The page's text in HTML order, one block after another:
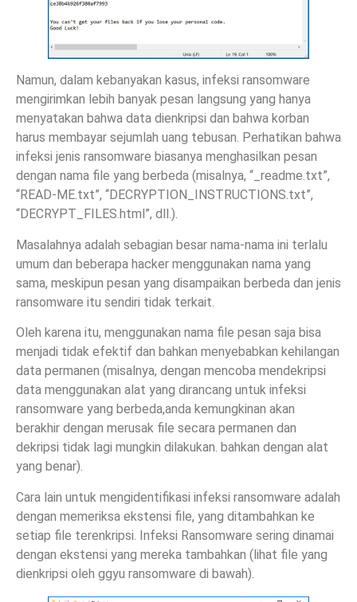
Namun, dalam kebanyakan kasus, infeksi ransomware
mengirimkan lebih banyak pesan langsung yang hanya
menyatakan bahwa data dienkripsi dan bahwa korban
harus membayar sejumlah uang tebusan. Perhatikan bahwa
infeksi jenis ransomware biasanya menghasilkan pesan
dengan nama file yang berbeda (misalnya, “_readme.txt”,
“READ-ME.txt”, “DECRYPTION_INSTRUCTIONS.txt”,
“DECRYPT_FILES.html”, dll.).
Masalahnya adalah sebagian besar nama-nama ini terlalu
umum dan beberapa hacker menggunakan nama yang
sama, meskipun pesan yang disampaikan berbeda dan jenis
ransomware itu sendiri tidak terkait.
Oleh karena itu, menggunakan nama file pesan saja bisa
menjadi tidak efektif dan bahkan menyebabkan kehilangan
data permanen (misalnya, dengan mencoba mendekripsi
data menggunakan alat yang dirancang untuk infeksi
ransomware yang berbeda,anda kemungkinan akan
berakhir dengan merusak file secara permanen dan
dekripsi tidak lagi mungkin dilakukan. bahkan dengan alat
yang benar).
Cara lain untuk mengidentifikasi infeksi ransomware adalah
dengan memeriksa ekstensi file, yang ditambahkan ke
setiap file terenkripsi. Infeksi Ransomware sering dinamai
dengan ekstensi yang mereka tambahkan (lihat file yang
dienkripsi oleh ggyu ransomware di bawah).